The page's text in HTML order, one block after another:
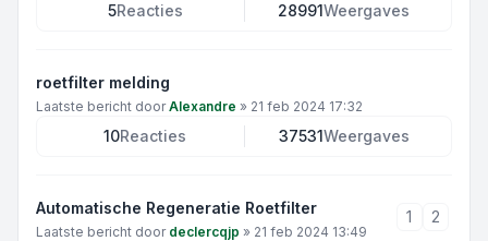
5Reacties 28991Weergaves
roetfilter melding
Laatste bericht doorAlexandre » 21 feb 2024 17:32
10Reacties 37531Weergaves
Automatische Regeneratie Roetfilter
Laatste bericht door declercqjp » 21 feb 2024 13:49
1 2